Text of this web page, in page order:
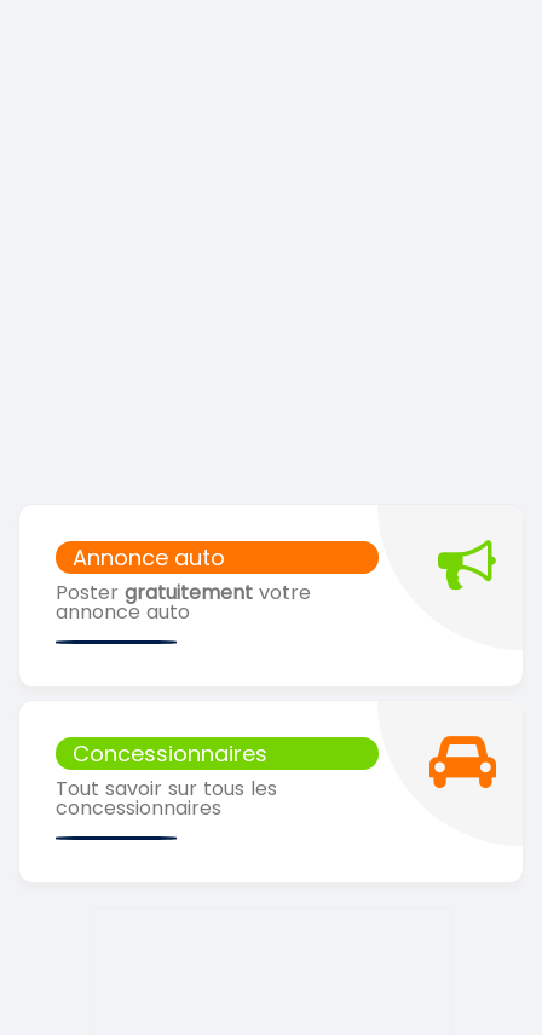
Annonce auto
Poster gratuitement votre
annonce auto
Concessionnaires
Tout savoir sur tous les
concessionnaires